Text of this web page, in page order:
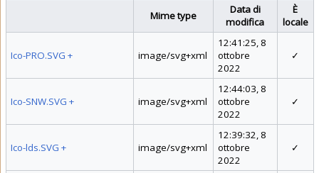
Mime type
Data di
modifica
È
locale
Ico-PRO.SVG + image/svg+xml
12:41:25, 8
ottobre
2022
✓
Ico-SNW.SVG + image/svg+xml
12:44:03, 8
ottobre
2022
✓
Ico-lds.SVG + image/svg+xml
12:39:32, 8
ottobre
2022
✓